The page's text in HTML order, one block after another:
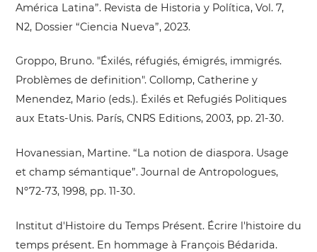
América Latina”. Revista de Historia y Política, Vol. 7,
N2, Dossier “Ciencia Nueva”, 2023.
Groppo, Bruno. "Éxilés, réfugiés, émigrés, immigrés.
Problèmes de definition". Collomp, Catherine y
Menendez, Mario (eds.). Éxilés et Refugiés Politiques
aux Etats-Unis. París, CNRS Editions, 2003, pp. 21-30.
Hovanessian, Martine. “La notion de diaspora. Usage
et champ sémantique”. Journal de Antropologues,
Nº72-73, 1998, pp. 11-30.
Institut d'Histoire du Temps Présent. Écrire l'histoire du
temps présent. En hommage à François Bédarida.